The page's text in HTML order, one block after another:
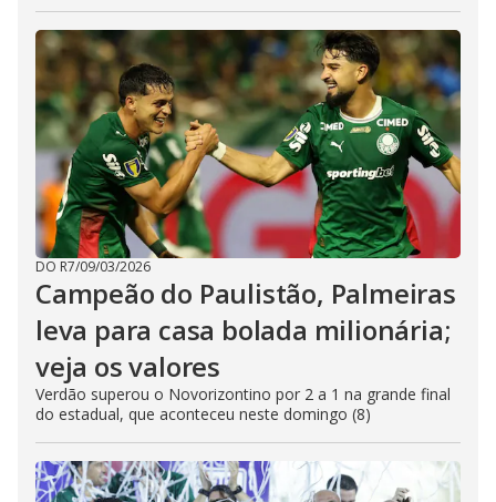
DO R7/09/03/2026
Campeão do Paulistão, Palmeiras
leva para casa bolada milionária;
veja os valores
Verdão superou o Novorizontino por 2 a 1 na grande final
do estadual, que aconteceu neste domingo (8)